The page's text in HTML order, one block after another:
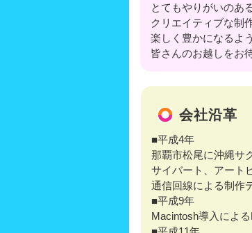
とてもやりがいのあ
クリエイティブな制
楽しく豊かになるよ
皆さんのお越しをお
会社沿革
■平成4年
那覇市松尾に沖縄サ
サイバート、アート
通信回線による制作
■平成9年
Macintosh導入によ